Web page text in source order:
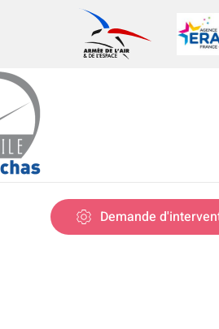
Demande